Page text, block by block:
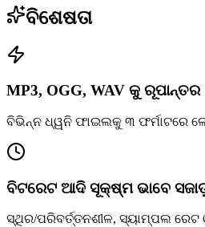
ବିଶେଷତା
MP3, OGG, WAV କୁ ରୂପାନ୍ତର
ବିଭିନ୍ନ ଧ୍ୱନି ଫାଇଲକୁ ୩ ଫର୍ମାଟରେ
ବିଟରେଟ ଆଦି ସୂକ୍ଷ୍ମ ଭାବେ
ସ୍ଥିର/ପରିବର୍ତ୍ତନଶୀଳ, ସ୍ୟାମ୍ପଲ ରେଟ